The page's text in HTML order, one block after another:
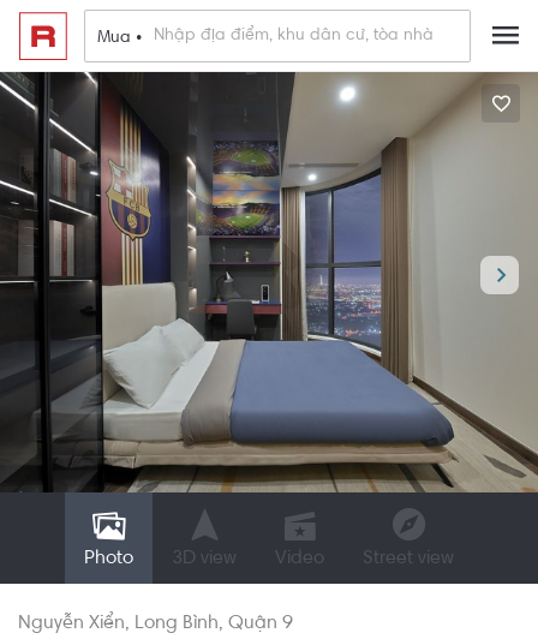
Mua •
Photo 3D view Video Street view
Nguyễn Xiển Long Bình Quận 9